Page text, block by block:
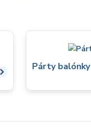
Párty balónky